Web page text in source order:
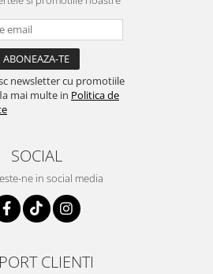
newsletter cu promotiile
mai multe in Politica de
SOCIAL
ne in social media
CLIENTI